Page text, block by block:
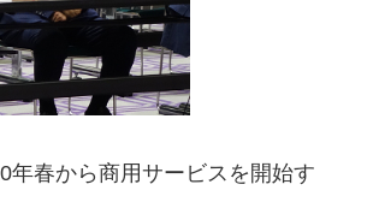
年春から商用サービスを開始す